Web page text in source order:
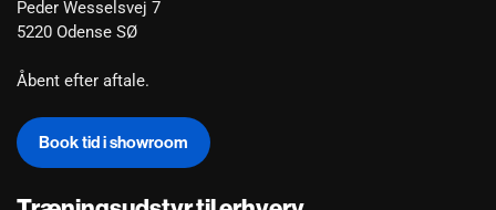
Peder Wesselsvej 7
5220 Odense SØ
Åbent efter aftale.
Book tid i showroom